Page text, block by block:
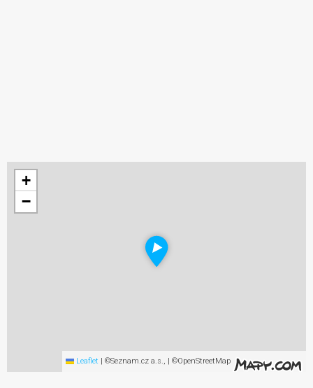
+
−
Leaflet | ©Seznam.cz a.s., | ©OpenStreetMap